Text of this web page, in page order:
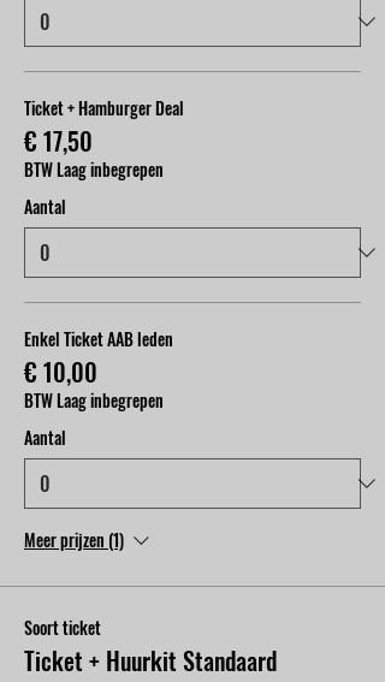
Ticket + Hamburger Deal
€ 17,50
BTW Laag inbegrepen
Aantal
Enkel Ticket AAB leden
€ 10,00
BTW Laag inbegrepen
Aantal
Meer prijzen (1)
Soort ticket
Ticket + Huurkit Standaard